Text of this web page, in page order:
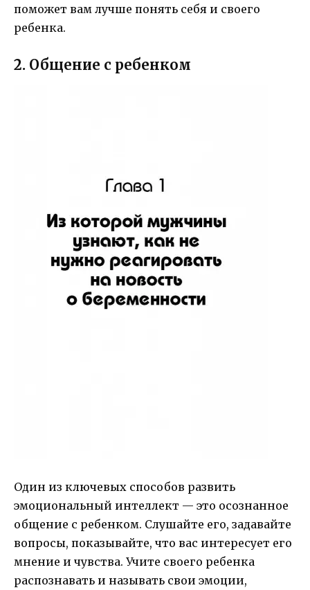
поможет вам лучше понять себя и своего
ребенка.
2. Общение с ребенком
Один из ключевых способов развить
эмоциональный интеллект — это осознанное
общение с ребенком. Слушайте его, задавайте
вопросы, показывайте, что вас интересует его
мнение и чувства. Учите своего ребенка
распознавать и называть свои эмоции,